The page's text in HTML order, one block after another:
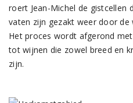
roert Jean-Michel de gistcellen
vaten zijn gezakt weer door
Het proces wordt afgerond
tot wijnen die zowel breed en
zijn.